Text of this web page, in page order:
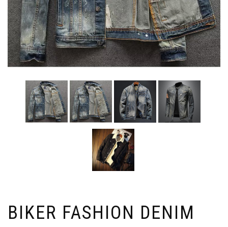
BIKER FASHION DENIM